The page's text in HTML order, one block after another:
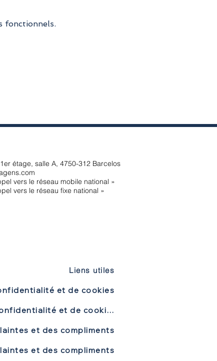
fonctionnels.
étage, salle A, 4750-312 Barcelos
vers le réseau mobile national »
vers le réseau fixe national »
Liens utiles
et de cookies
Politique de confidentialité et de cookies
et des compliments
et des compliments